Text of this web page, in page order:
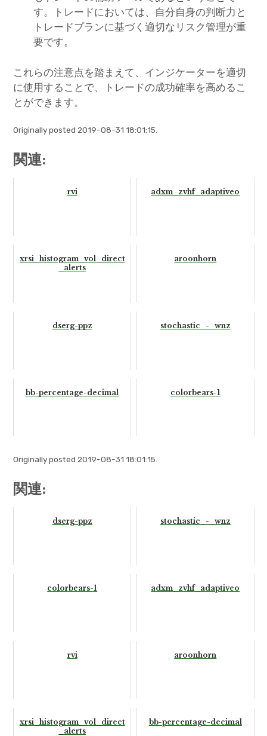
す。トレードにおいては、自分自身の判断力と
トレードプランに基づく適切なリスク管理が重
要です。
これらの注意点を踏まえて、インジケーターを適切
に使用することで、トレードの成功確率を高めるこ
とができます。
Originally posted 2019-08-31 18:01:15.
関連:
rvi adxm_zvhf_adaptiveo
xrsi_histogram_vol_direct
_alerts
aroonhorn
dserg-ppz stochastic_-_wnz
bb-percentage-decimal colorbears-1
Originally posted 2019-08-31 18:01:15.
関連:
dserg-ppz stochastic_-_wnz
colorbears-1 adxm_zvhf_adaptiveo
rvi aroonhorn
xrsi_histogram_vol_direct
_alerts
bb-percentage-decimal